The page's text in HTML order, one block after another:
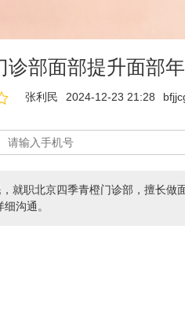
部面部提升面部
张利民 2024-12-23 21:28
就职北京四季青橙门诊部，擅长做
沟通。